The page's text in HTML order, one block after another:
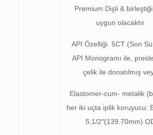
Premium Dişli &
uygun olacaktır
API Özelliği. 5CT (Son
API Monogramı ile,
çelik ile donatılmış
Elastomer-cum- metalik
her iki uçta iplik koruyucu:
5.1/2″(139.70mm)